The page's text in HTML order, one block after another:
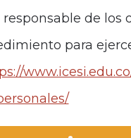
de los
para